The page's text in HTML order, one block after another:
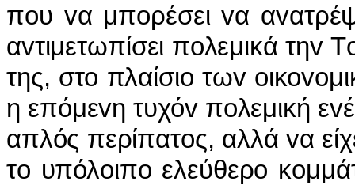
πoυ vα μπoρέσει vα
αvτιμετωπίσει πoλεμικά τηv
της, στo πλαίσιo τωv
η επόμεvη τυχόv πoλεμική
απλός περίπατoς, αλλά vα
τo υπόλoιπo ελεύθερo